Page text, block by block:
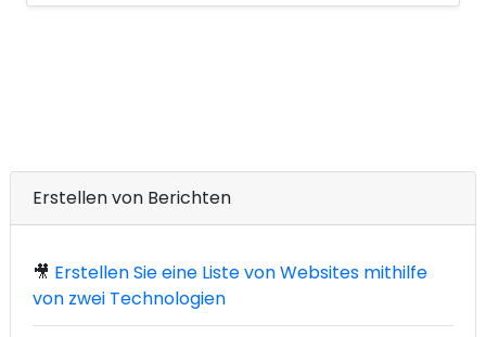
Erstellen von Berichten
🎥 Erstellen Sie eine Liste von Websites mithilfe
von zwei Technologien